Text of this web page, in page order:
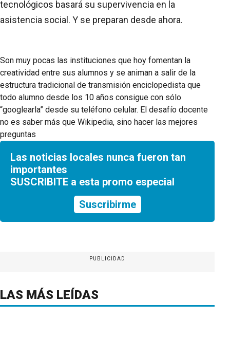
tecnológicos basará su supervivencia en la
asistencia social. Y se preparan desde ahora.
Son muy pocas las instituciones que hoy fomentan la
creatividad entre sus alumnos y se animan a salir de la
estructura tradicional de transmisión enciclopedista que
todo alumno desde los 10 años consigue con sólo
“googlearla” desde su teléfono celular. El desafío docente
no es saber más que Wikipedia, sino hacer las mejores
preguntas
Las noticias locales nunca fueron tan
importantes
SUSCRIBITE a esta promo especial
Suscribirme
PUBLICIDAD
LAS MÁS LEÍDAS